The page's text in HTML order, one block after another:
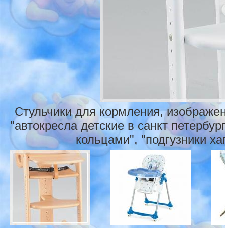
Стульчики для кормления,
"автокресла детские в санкт
кольцами", "подгузники